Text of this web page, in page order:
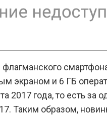
экраном и 6 ГБ
2017 года, то есть за
Таким образом,